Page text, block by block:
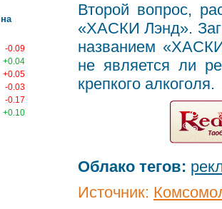
на
-0.09
+0.04
+0.05
-0.03
-0.17
+0.10
Второй вопрос,
«ХАСКИ Лэнд».
названием
не является ли
крепкого алкоголя.
Облако тегов:
Источник: